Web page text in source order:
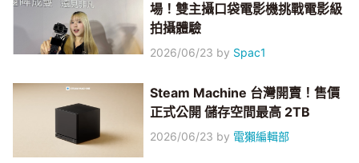
場！雙主攝口袋電影機挑戰電影級
拍攝體驗
2026/06/23 by Spac1
Steam Machine 台灣開賣！售價
正式公開 儲存空間最高 2TB
2026/06/23 by 電獺編輯部